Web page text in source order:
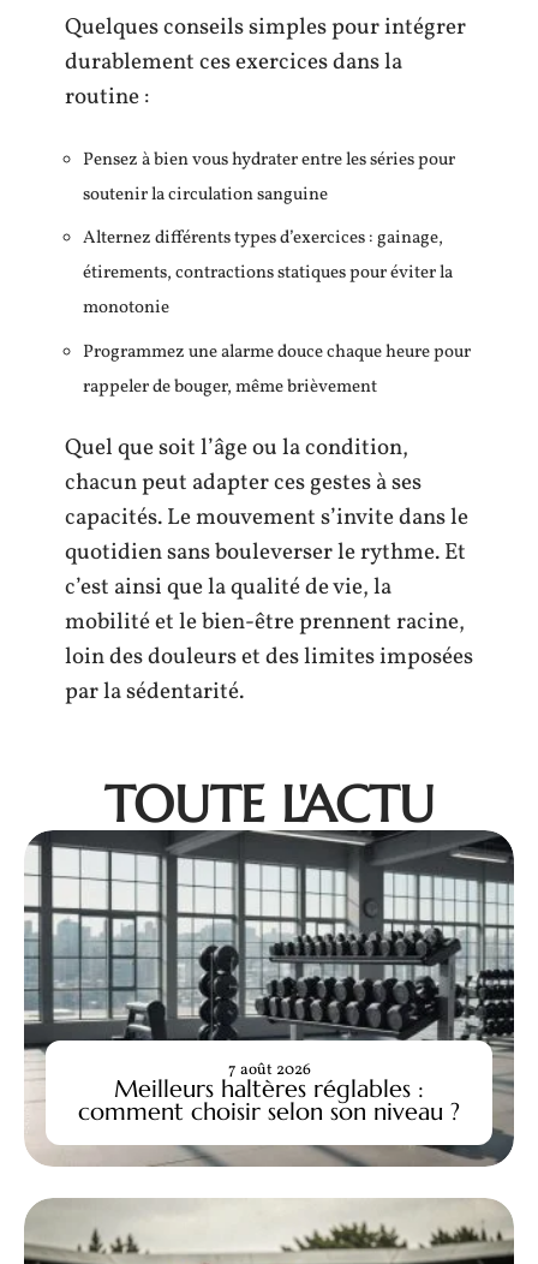
Quelques conseils simples pour intégrer
durablement ces exercices dans la
routine :
Pensez à bien vous hydrater entre les séries pour
soutenir la circulation sanguine
Alternez différents types d’exercices : gainage,
étirements, contractions statiques pour éviter la
monotonie
Programmez une alarme douce chaque heure pour
rappeler de bouger, même brièvement
Quel que soit l’âge ou la condition,
chacun peut adapter ces gestes à ses
capacités. Le mouvement s’invite dans le
quotidien sans bouleverser le rythme. Et
c’est ainsi que la qualité de vie, la
mobilité et le bien-être prennent racine,
loin des douleurs et des limites imposées
par la sédentarité.
TOUTE L'ACTU
Meilleurs haltères réglables :
comment choisir selon son niveau ?
7 août 2026